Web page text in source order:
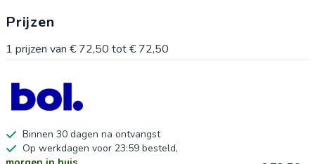
buitenmeubilair.
Duurzaam ontwerp: Gemaakt van hoogwaardige materialen
Gemakkelijk te onderhouden: Verkrijgbaar zonder vulkussen,
eenvoudig te reinigen en te verwisselen.
Stijlvolle afwerking: Past perfect bij diverse interieur- en
tuinstijlen.
Prijzen
1 prijzen van € 72,50 tot€ 72,50
Binnen 30 dagen na ontvangst
Op werkdagen voor 23:59 besteld,